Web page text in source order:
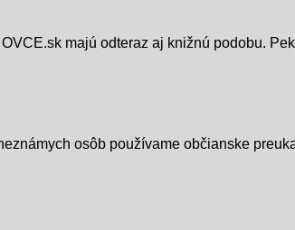
majú odteraz aj knižnú podobu.
osôb používame občianske